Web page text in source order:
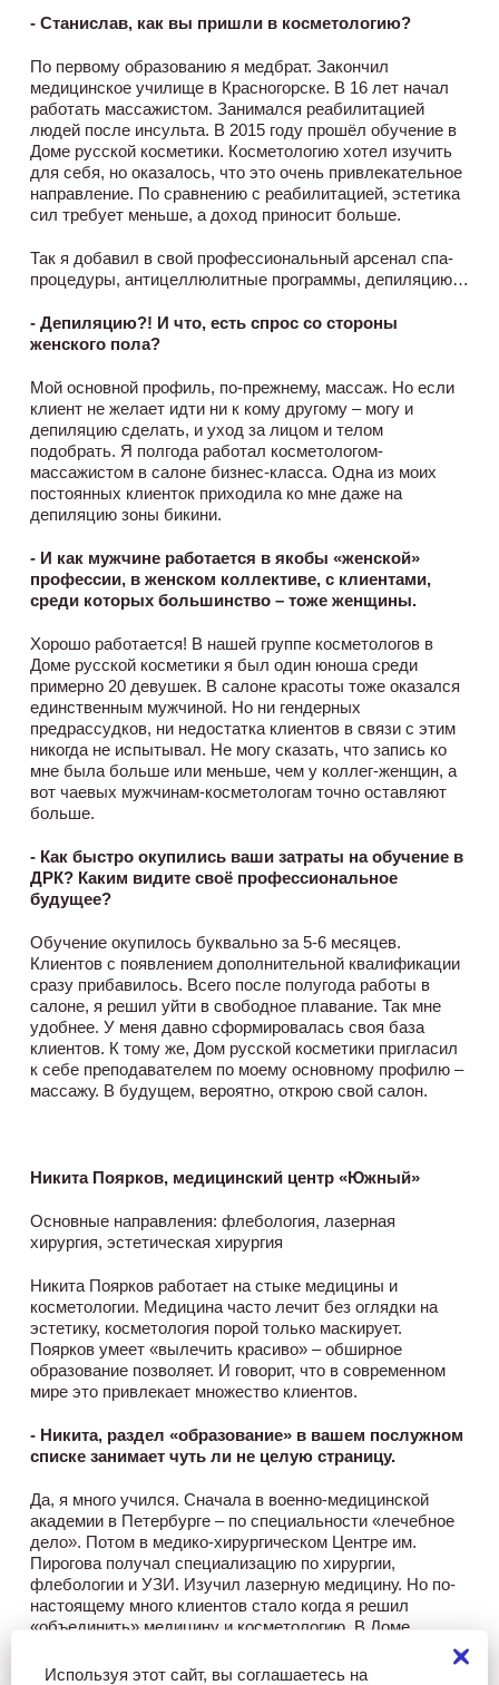
- Станислав, как вы пришли в косметологию?
По первому образованию я медбрат. Закончил
медицинское училище в Красногорске. В 16 лет начал
работать массажистом. Занимался реабилитацией
людей после инсульта. В 2015 году прошёл обучение в
Доме русской косметики. Косметологию хотел изучить
для себя, но оказалось, что это очень привлекательное
направление. По сравнению с реабилитацией, эстетика
сил требует меньше, а доход приносит больше.
Так я добавил в свой профессиональный арсенал спа-
процедуры, антицеллюлитные программы, депиляцию…
- Депиляцию?! И что, есть спрос со стороны
женского пола?
Мой основной профиль, по-прежнему, массаж. Но если
клиент не желает идти ни к кому другому – могу и
депиляцию сделать, и уход за лицом и телом
подобрать. Я полгода работал косметологом-
массажистом в салоне бизнес-класса. Одна из моих
постоянных клиенток приходила ко мне даже на
депиляцию зоны бикини.
- И как мужчине работается в якобы «женской»
профессии, в женском коллективе, с клиентами,
среди которых большинство – тоже женщины.
Хорошо работается! В нашей группе косметологов в
Доме русской косметики я был один юноша среди
примерно 20 девушек. В салоне красоты тоже оказался
единственным мужчиной. Но ни гендерных
предрассудков, ни недостатка клиентов в связи с этим
никогда не испытывал. Не могу сказать, что запись ко
мне была больше или меньше, чем у коллег-женщин, а
вот чаевых мужчинам-косметологам точно оставляют
больше.
- Как быстро окупились ваши затраты на обучение в
ДРК? Каким видите своё профессиональное
будущее?
Обучение окупилось буквально за 5-6 месяцев.
Клиентов с появлением дополнительной квалификации
сразу прибавилось. Всего после полугода работы в
салоне, я решил уйти в свободное плавание. Так мне
удобнее. У меня давно сформировалась своя база
клиентов. К тому же, Дом русской косметики пригласил
к себе преподавателем по моему основному профилю –
массажу. В будущем, вероятно, открою свой салон.
Никита Поярков, медицинский центр «Южный»
Основные направления: флебология, лазерная
хирургия, эстетическая хирургия
Никита Поярков работает на стыке медицины и
косметологии. Медицина часто лечит без оглядки на
эстетику, косметология порой только маскирует.
Поярков умеет «вылечить красиво» – обширное
образование позволяет. И говорит, что в современном
мире это привлекает множество клиентов.
- Никита, раздел «образование» в вашем послужном
списке занимает чуть ли не целую страницу.
Да, я много учился. Сначала в военно-медицинской
академии в Петербурге – по специальности «лечебное
дело». Потом в медико-хирургическом Центре им.
Пирогова получал специализацию по хирургии,
флебологии и УЗИ. Изучил лазерную медицину. Но по-
настоящему много клиентов стало когда я решил
«объединить» медицину и косметологию. В Доме
контурной пластики. После было множество повышений
Используя этот сайт, вы соглашаетесь на